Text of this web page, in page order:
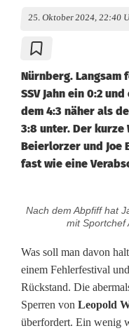
25. Oktober 2024, 22:40
Nürnberg. Langsam
SSV Jahn ein 0:2
dem 4:3 näher als
3:8 unter. Der kurze
Beierlorzer und Joe
fast wie eine
J
h
n
i
Nach dem Abpfiff hat
mit Sportchef
Was soll man davon
einem Fehlerfestival
Rückstand. Die
Sperren von Leopold
überfordert. Ein wenig